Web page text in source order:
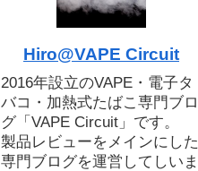
Hiro@VAPE Circuit
2016年設立のVAPE・電子タ
バコ・加熱式たばこ専門ブロ
グ「VAPE Circuit」です。
製品レビューをメインにした
専門ブログを運営してしいま